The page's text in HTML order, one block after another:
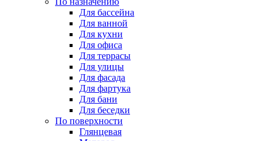
Для бассейна
Для ванной
Для кухни
Для офиса
Для террасы
Для улицы
Для фасада
Для фартука
Для бани
Для беседки
По поверхности
Глянцевая